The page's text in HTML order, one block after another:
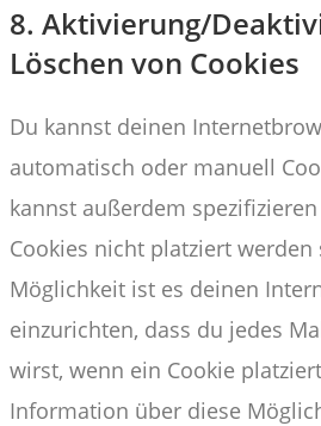
8. Aktivierung/
Löschen von Cookies
Du kannst deinen
automatisch oder manuell
kannst außerdem
Cookies nicht platziert werden
Möglichkeit ist es deinen
einzurichten, dass du jedes
wirst, wenn ein Cookie
Information über diese